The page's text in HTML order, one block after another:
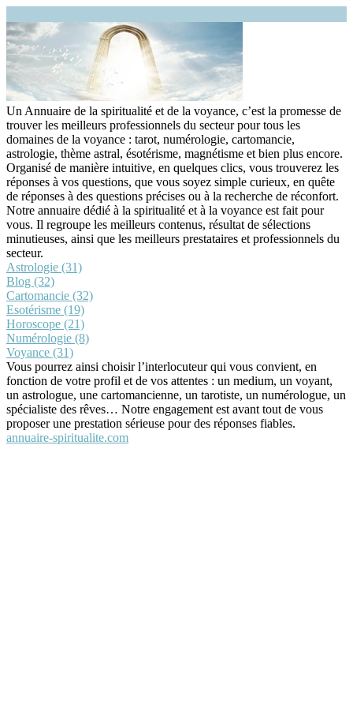
Un Annuaire de la spiritualité et de la voyance, c’est la promesse de
trouver les meilleurs professionnels du secteur pour tous les
domaines de la voyance : tarot, numérologie, cartomancie,
astrologie, thème astral, ésotérisme, magnétisme et bien plus encore.
Organisé de manière intuitive, en quelques clics, vous trouverez les
réponses à vos questions, que vous soyez simple curieux, en quête
de réponses à des questions précises ou à la recherche de réconfort.
Notre annuaire dédié à la spiritualité et à la voyance est fait pour
vous. Il regroupe les meilleurs contenus, résultat de sélections
minutieuses, ainsi que les meilleurs prestataires et professionnels du
secteur.
Astrologie (31)
Blog (32)
Cartomancie (32)
Esotérisme (19)
Horoscope (21)
Numérologie (8)
Voyance (31)
Vous pourrez ainsi choisir l’interlocuteur qui vous convient, en
fonction de votre profil et de vos attentes : un medium, un voyant,
un astrologue, une cartomancienne, un tarotiste, un numérologue, un
spécialiste des rêves… Notre engagement est avant tout de vous
proposer une prestation sérieuse pour des réponses fiables.
annuaire-spiritualite.com